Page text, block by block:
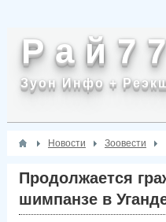
Р а й 7
Зуон Инфо +
Новости Зоовести
Продолжается
шимпанзе в